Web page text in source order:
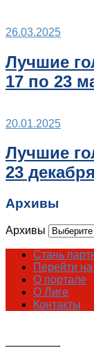
26.03.2025
Лучшие
17 по 23
20.01.2025
Лучшие
23
Архивы
Архивы
Стань
Перейти
О портале
О Лиге
Контакты